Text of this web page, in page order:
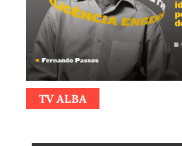
TV ALBA